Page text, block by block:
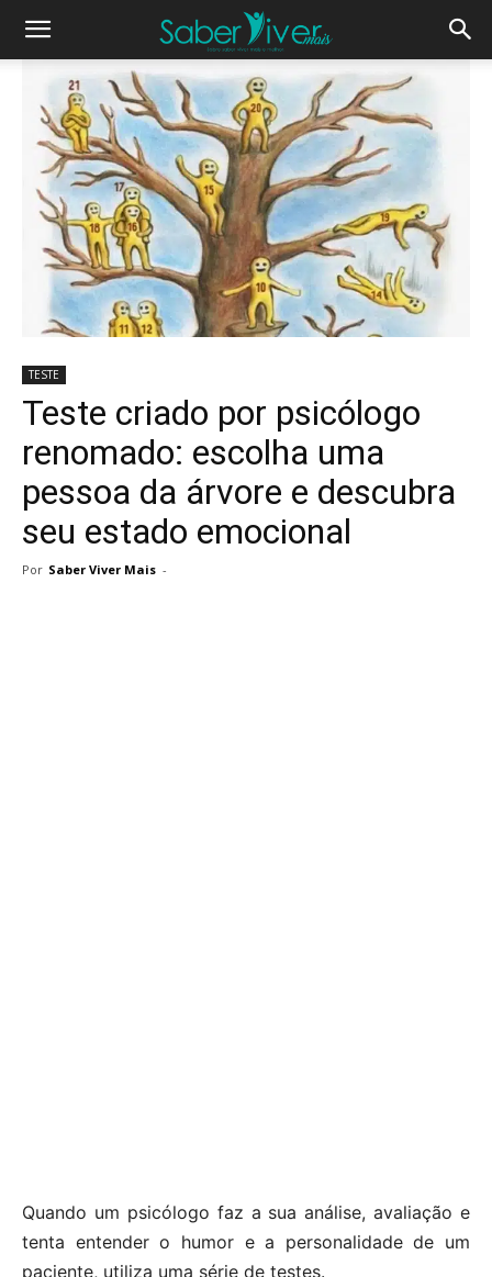
TESTE
Teste criado por psicólogo
renomado: escolha uma
pessoa da árvore e descubra
seu estado emocional
Por Saber Viver Mais -
Quando um psicólogo faz a sua análise, avaliação e
tenta entender o humor e a personalidade de um
paciente, utiliza uma série de testes.